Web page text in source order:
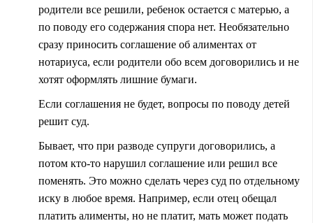
родители все решили, ребенок остается с матерью, а
по поводу его содержания спора нет. Необязательно
сразу приносить соглашение об алиментах от
нотариуса, если родители обо всем договорились и не
хотят оформлять лишние бумаги.
Если соглашения не будет, вопросы по поводу детей
решит суд.
Бывает, что при разводе супруги договорились, а
потом кто-то нарушил соглашение или решил все
поменять. Это можно сделать через суд по отдельному
иску в любое время. Например, если отец обещал
платить алименты, но не платит, мать может подать